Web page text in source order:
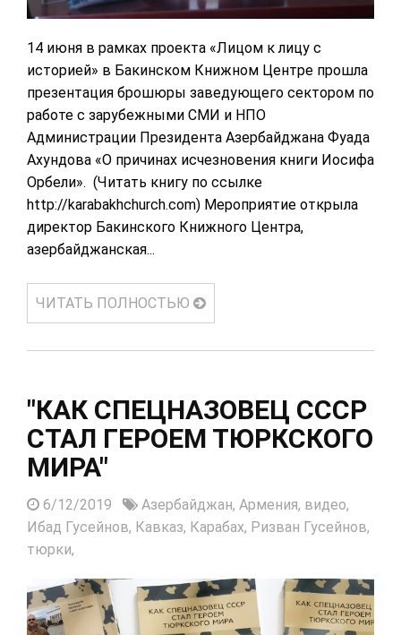
14 июня в рамках проекта «Лицом к лицу с
историей» в Бакинском Книжном Центре прошла
презентация брошюры заведующего сектором по
работе с зарубежными СМИ и НПО
Администрации Президента Азербайджана Фуада
Ахундова «О причинах исчезновения книги Иосифа
Орбели». (Читать книгу по ссылке
http://karabakhchurch.com) Мероприятие открыла
директор Бакинского Книжного Центра,
азербайджанская...
ЧИТАТЬ ПОЛНОСТЬЮ
"КАК СПЕЦНАЗОВЕЦ СССР
СТАЛ ГЕРОЕМ ТЮРКСКОГО
МИРА"
6/12/2019 Азербайджан, Армения, видео,
Ибад Гусейнов, Кавказ, Карабах, Ризван Гусейнов,
тюрки,